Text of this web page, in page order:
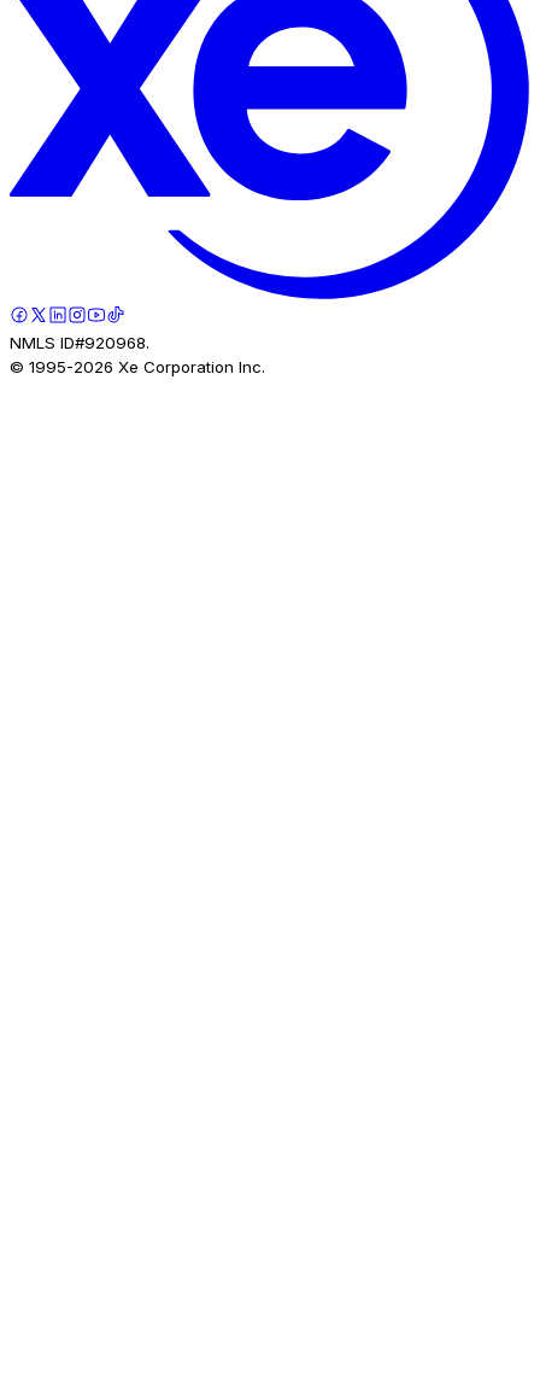
NMLS ID#920968.
© 1995-2026 Xe Corporation Inc.